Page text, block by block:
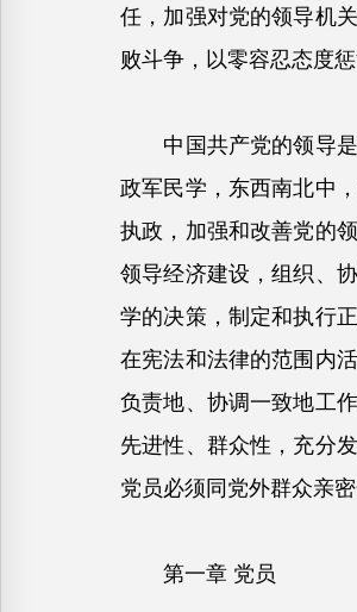
任，加强对党的领导机
败斗争，以零容忍态度
中国共产党的领导是
政军民学，东西南北中
执政，加强和改善党的
领导经济建设，组织、
学的决策，制定和执行
在宪法和法律的范围内
负责地、协调一致地工
先进性、群众性，充分
党员必须同党外群众亲
第一章 党员